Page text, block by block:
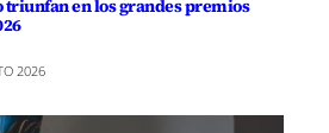
triunfan en los grandes premios
2026